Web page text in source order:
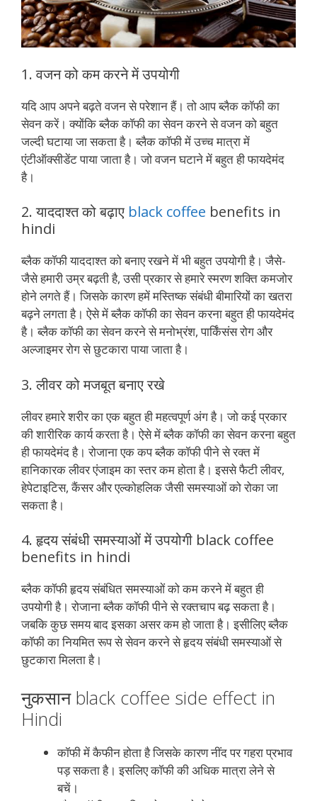
1. वजन को कम करने में उपयोगी
यदि आप अपने बढ़ते वजन से परेशान हैं। तो आप ब्लैक कॉफी का
सेवन करें। क्योंकि ब्लैक कॉफी का सेवन करने से वजन को बहुत
जल्दी घटाया जा सकता है। ब्लैक कॉफी में उच्च मात्रा में
एंटीऑक्सीडेंट पाया जाता है। जो वजन घटाने में बहुत ही फायदेमंद
है।
2. याददाश्त को बढ़ाए black coffee benefits in
hindi
ब्लैक कॉफी याददाश्त को बनाए रखने में भी बहुत उपयोगी है। जैसे-
जैसे हमारी उम्र बढ़ती है, उसी प्रकार से हमारे स्मरण शक्ति कमजोर
होने लगते हैं। जिसके कारण हमें मस्तिष्क संबंधी बीमारियों का खतरा
बढ़ने लगता है। ऐसे में ब्लैक कॉफी का सेवन करना बहुत ही फायदेमंद
है। ब्लैक कॉफी का सेवन करने से मनोभ्रंश, पार्किंसंस रोग और
अल्जाइमर रोग से छुटकारा पाया जाता है।
3. लीवर को मजबूत बनाए रखे
लीवर हमारे शरीर का एक बहुत ही महत्वपूर्ण अंग है। जो कई प्रकार
की शारीरिक कार्य करता है। ऐसे में ब्लैक कॉफी का सेवन करना बहुत
ही फायदेमंद है। रोजाना एक कप ब्लैक कॉफी पीने से रक्त में
हानिकारक लीवर एंजाइम का स्तर कम होता है। इससे फैटी लीवर,
हेपेटाइटिस, कैंसर और एल्कोहलिक जैसी समस्याओं को रोका जा
सकता है।
4. हृदय संबंधी समस्याओं में उपयोगी black coffee
benefits in hindi
ब्लैक कॉफी हृदय संबंधित समस्याओं को कम करने में बहुत ही
उपयोगी है। रोजाना ब्लैक कॉफी पीने से रक्तचाप बढ़ सकता है।
जबकि कुछ समय बाद इसका असर कम हो जाता है। इसीलिए ब्लैक
कॉफी का नियमित रूप से सेवन करने से हृदय संबंधी समस्याओं से
छुटकारा मिलता है।
नुकसान black coffee side effect in
Hindi
कॉफी में कैफीन होता है जिसके कारण नींद पर गहरा प्रभाव
पड़ सकता है। इसलिए कॉफी की अधिक मात्रा लेने से
बचें।